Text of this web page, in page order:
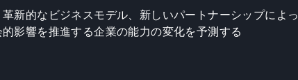
新的なビジネスモデル、新しいパートナーシップによっ
影響を推進する企業の能力の変化を予測する